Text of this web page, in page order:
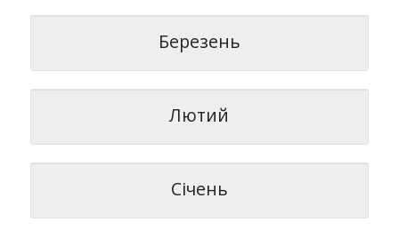
Березень
Лютий
Січень